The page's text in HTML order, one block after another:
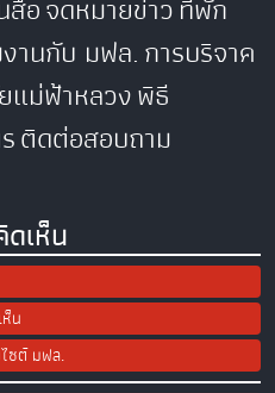
สื่อจดหมายข่าวที่พัก
านกับ มฟล.การบริจาค
แม่ฟ้าหลวงพิธี
ติดต่อสอบถาม
เห็น
น
ไซต์ มฟล.